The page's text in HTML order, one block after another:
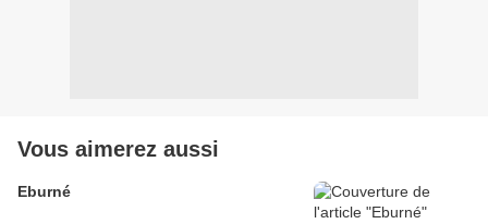
Vous aimerez aussi
Eburné